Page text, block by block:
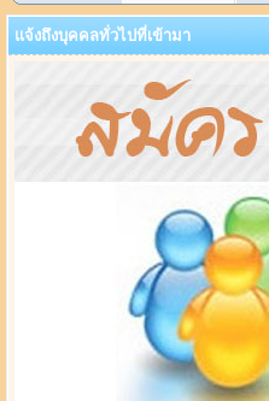
แจ้งถึงบุคคลทั่วไปที่เข้ามา